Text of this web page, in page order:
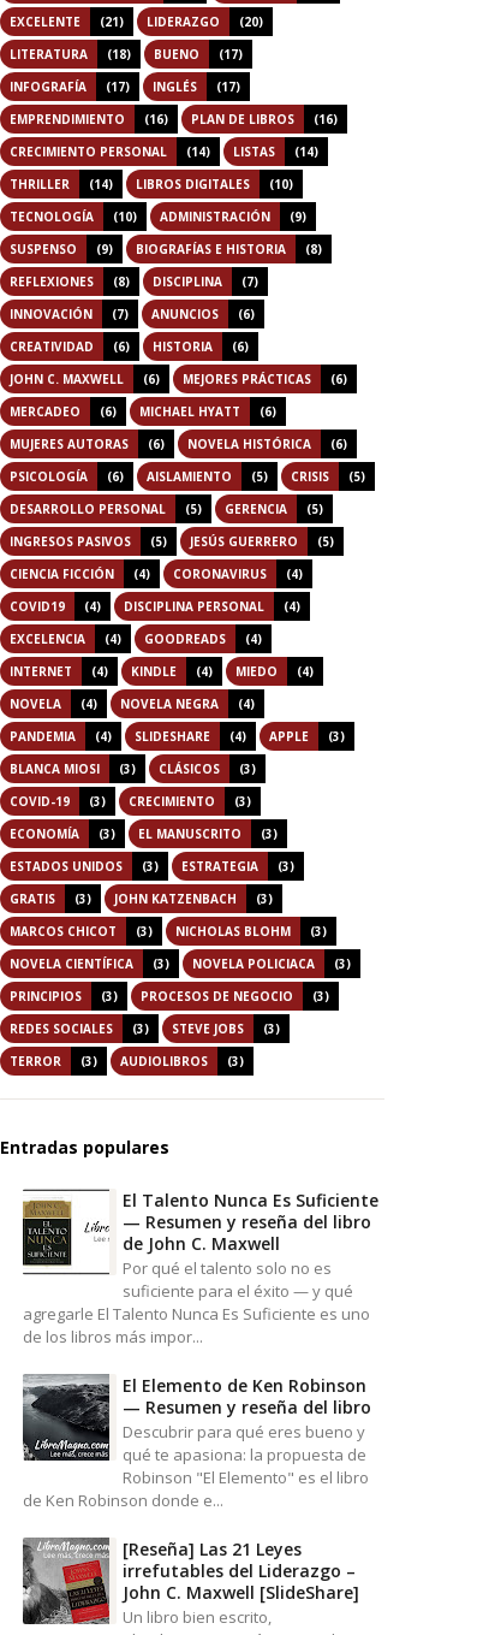
EXCELENTE
(21) LIDERAZGO
(20)
LITERATURA
(18) BUENO
(17)
INFOGRAFÍA
(17) INGLÉS
(17)
EMPRENDIMIENTO
(16) PLAN DE LIBROS
(16)
CRECIMIENTO PERSONAL
(14) LISTAS
(14)
THRILLER
(14) LIBROS DIGITALES
(10)
TECNOLOGÍA
(10) ADMINISTRACIÓN
(9)
SUSPENSO
(9) BIOGRAFÍAS E HISTORIA
(8)
REFLEXIONES
(8) DISCIPLINA
(7)
INNOVACIÓN
(7) ANUNCIOS
(6)
CREATIVIDAD
(6) HISTORIA
(6)
JOHN C. MAXWELL
(6) MEJORES PRÁCTICAS
(6)
MERCADEO
(6) MICHAEL HYATT
(6)
MUJERES AUTORAS
(6) NOVELA HISTÓRICA
(6)
PSICOLOGÍA
(6) AISLAMIENTO (5) CRISIS
(5)
DESARROLLO PERSONAL
(5) GERENCIA
(5)
INGRESOS PASIVOS
(5) JESÚS GUERRERO
(5)
CIENCIA FICCIÓN
(4) CORONAVIRUS
(4)
COVID19
(4) DISCIPLINA PERSONAL
(4)
EXCELENCIA
(4) GOODREADS
(4)
INTERNET
(4) KINDLE (4) MIEDO
(4)
NOVELA
(4) NOVELA NEGRA
(4)
PANDEMIA
(4) SLIDESHARE (4) APPLE
(3)
BLANCA MIOSI
(3) CLÁSICOS
(3)
COVID-19
(3) CRECIMIENTO
(3)
ECONOMÍA
(3) EL MANUSCRITO
(3)
ESTADOS UNIDOS
(3) ESTRATEGIA
(3)
GRATIS
(3) JOHN KATZENBACH
(3)
MARCOS CHICOT
(3) NICHOLAS BLOHM
(3)
NOVELA CIENTÍFICA
(3) NOVELA POLICIACA
(3)
PRINCIPIOS
(3) PROCESOS DE NEGOCIO
(3)
REDES SOCIALES
(3) STEVE JOBS
(3)
TERROR
(3) AUDIOLIBROS (3)
Entradas populares
El Talento Nunca Es Suficiente
— Resumen y reseña del libro
de John C. Maxwell
Por qué el talento solo no es
suficiente para el éxito — y qué
agregarle El Talento Nunca Es Suficiente es uno
de los libros más impor...
El Elemento de Ken Robinson
— Resumen y reseña del libro
Descubrir para qué eres bueno y
qué te apasiona: la propuesta de
Robinson "El Elemento" es el libro
de Ken Robinson donde e...
[Reseña] Las 21 Leyes
irrefutables del Liderazgo –
John C. Maxwell [SlideShare]
Un libro bien escrito,